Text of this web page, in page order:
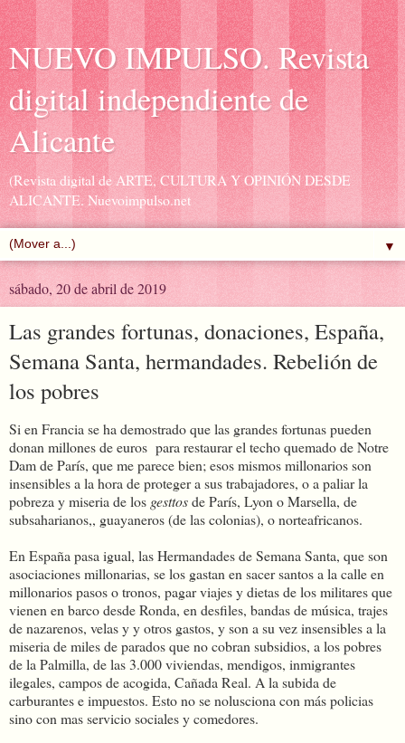
NUEVO IMPULSO. Revista
digital independiente de
Alicante
(Revista digital de ARTE, CULTURA Y OPINIÓN DESDE
ALICANTE. Nuevoimpulso.net
▼
sábado, 20 de abril de 2019
Las grandes fortunas, donaciones, España,
Semana Santa, hermandades. Rebelión de
los pobres
Si en Francia se ha demostrado que las grandes fortunas pueden
donan millones de euros para restaurar el techo quemado de Notre
Dam de París, que me parece bien; esos mismos millonarios son
insensibles a la hora de proteger a sus trabajadores, o a paliar la
pobreza y miseria de los gesttosde París, Lyon o Marsella, de
subsaharianos,, guayaneros (de las colonias), o norteafricanos.
En España pasa igual, las Hermandades de Semana Santa, que son
asociaciones millonarias, se los gastan en sacer santos a la calle en
millonarios pasos o tronos, pagar viajes y dietas de los militares que
vienen en barco desde Ronda, en desfiles, bandas de música, trajes
de nazarenos, velas y y otros gastos, y son a su vez insensibles a la
miseria de miles de parados que no cobran subsidios, a los pobres
de la Palmilla, de las 3.000 viviendas, mendigos, inmigrantes
ilegales, campos de acogida, Cañada Real. A la subida de
carburantes e impuestos. Esto no se nolusciona con más policias
sino con mas servicio sociales y comedores.